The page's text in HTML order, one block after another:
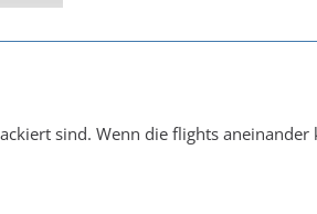
sind. Wenn die flights